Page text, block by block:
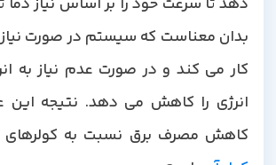
بدان معناست که سیستم در صورت نیاز با
کار می کند و در صورت عدم نیاز به انرژی
کاهش مصرف برق نسبت به کولرهای